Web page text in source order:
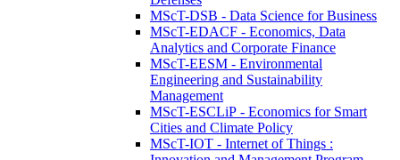
MScT-DSB - Data Science for Business
MScT-EDACF - Economics, Data
Analytics and Corporate Finance
MScT-EESM - Environmental
Engineering and Sustainability
Management
MScT-ESCLiP - Economics for Smart
Cities and Climate Policy
MScT-IOT - Internet of Things :